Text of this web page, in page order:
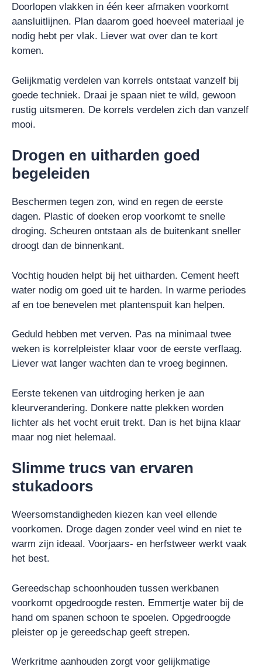
Doorlopen vlakken in één keer afmaken voorkomt
aansluitlijnen. Plan daarom goed hoeveel materiaal je
nodig hebt per vlak. Liever wat over dan te kort
komen.
Gelijkmatig verdelen van korrels ontstaat vanzelf bij
goede techniek. Draai je spaan niet te wild, gewoon
rustig uitsmeren. De korrels verdelen zich dan vanzelf
mooi.
Drogen en uitharden goed
begeleiden
Beschermen tegen zon, wind en regen de eerste
dagen. Plastic of doeken erop voorkomt te snelle
droging. Scheuren ontstaan als de buitenkant sneller
droogt dan de binnenkant.
Vochtig houden helpt bij het uitharden. Cement heeft
water nodig om goed uit te harden. In warme periodes
af en toe benevelen met plantenspuit kan helpen.
Geduld hebben met verven. Pas na minimaal twee
weken is korrelpleister klaar voor de eerste verflaag.
Liever wat langer wachten dan te vroeg beginnen.
Eerste tekenen van uitdroging herken je aan
kleurverandering. Donkere natte plekken worden
lichter als het vocht eruit trekt. Dan is het bijna klaar
maar nog niet helemaal.
Slimme trucs van ervaren
stukadoors
Weersomstandigheden kiezen kan veel ellende
voorkomen. Droge dagen zonder veel wind en niet te
warm zijn ideaal. Voorjaars- en herfstweer werkt vaak
het best.
Gereedschap schoonhouden tussen werkbanen
voorkomt opgedroogde resten. Emmertje water bij de
hand om spanen schoon te spoelen. Opgedroogde
pleister op je gereedschap geeft strepen.
Werkritme aanhouden zorgt voor gelijkmatige